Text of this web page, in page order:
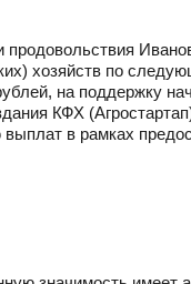
продовольствия
хозяйств по
на поддержку
КФХ
в рамках